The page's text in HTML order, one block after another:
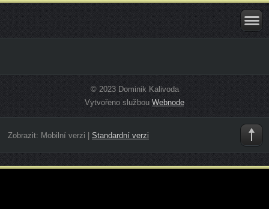
© 2023 Dominik Kalivoda
Vytvořeno službou Webnode
Zobrazit: Mobilní verzi Standardní verzi